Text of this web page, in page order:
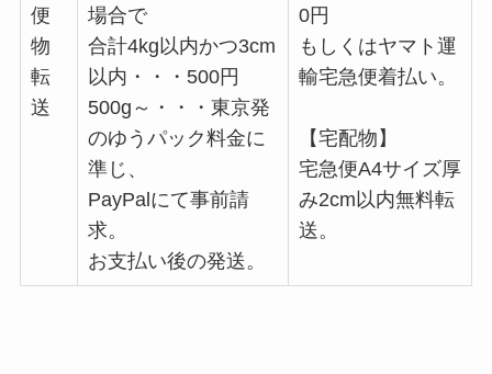
便
物
転
送
場合で
合計4kg以内かつ3cm
以内・・・500円
500g～・・・東京発
のゆうパック料金に
準じ、
PayPalにて事前請
求。
お支払い後の発送。
0円
もしくはヤマト運
輸宅急便着払い。
【宅配物】
宅急便A4サイズ厚
み2cm以内無料転
送。